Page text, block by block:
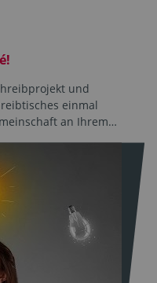
und
einmal
an Ihrem…